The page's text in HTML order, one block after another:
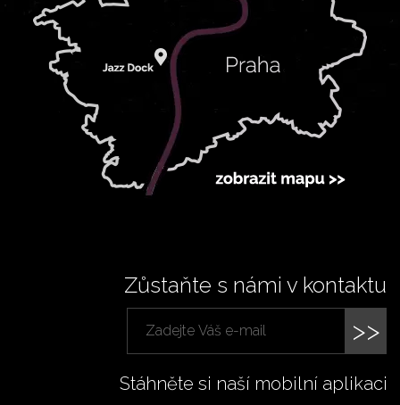
Zůstaňte s námi v kontaktu
>>
Stáhněte si naší mobilní aplikaci